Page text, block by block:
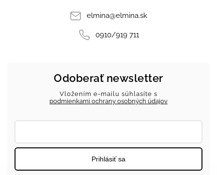
elmina@elmina.sk
0910/919 711
Odoberať newsletter
Vložením e-mailu súhlasíte s
podmienkami ochrany osobných údajov
Prihlásiť sa